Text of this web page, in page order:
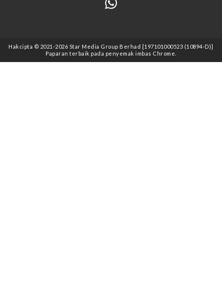
Hakcipta © 2021 -2026 Star Media Group Berhad [197101000523 (10894-D)]
Paparan terbaik pada penyemak imbas Chrome.